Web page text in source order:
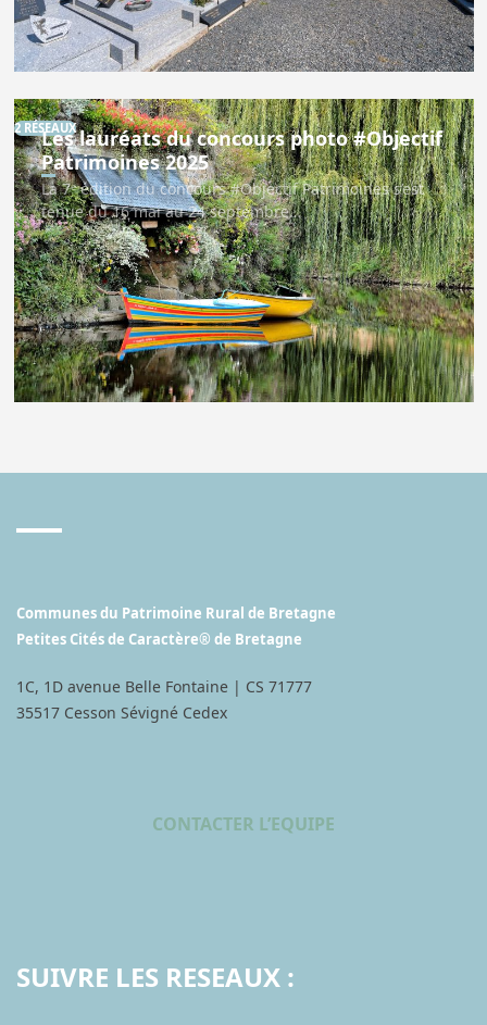
2 RÉSEAUX
Les lauréats du concours photo #Objectif
Patrimoines 2025
La 7ᵉ édition du concours #Objectif Patrimoines s’est
tenue du 16 mai au 24 septembre…
Communes du Patrimoine Rural de Bretagne
Petites Cités de Caractère® de Bretagne
1C, 1D avenue Belle Fontaine | CS 71777
35517 Cesson Sévigné Cedex
CONTACTER L’EQUIPE
SUIVRE LES RESEAUX :